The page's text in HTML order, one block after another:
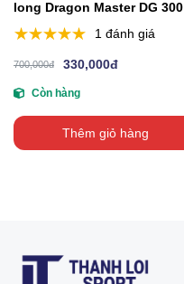
long Dragon Master DG 300
1 đánh giá
700,000đ 330,000đ
Còn hàng
Thêm giỏ hàng